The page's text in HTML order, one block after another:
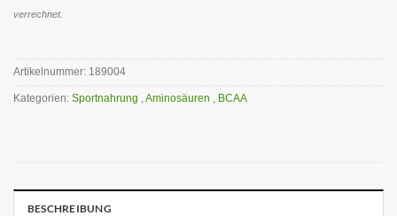
verrechnet.
Artikelnummer: 189004
Kategorien: Sportnahrung ,Aminosäuren , BCAA
BESCHREIBUNG